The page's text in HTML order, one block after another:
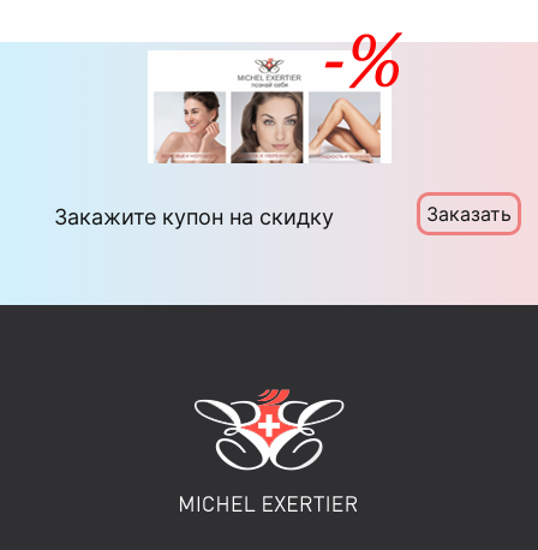
Закажите купон на скидку Заказать